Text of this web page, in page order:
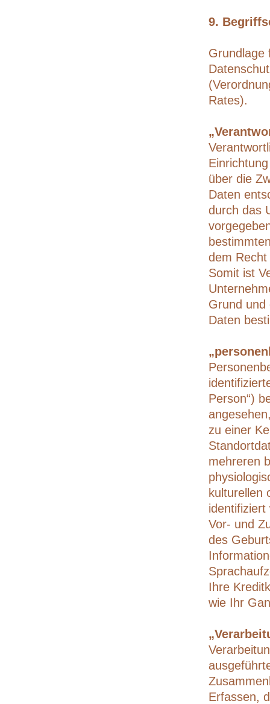
9.
Grundlage
Rates).
über die
Daten
durch das
dem
Somit ist
Grund und
Daten
Person“)
zu einer
mehreren
kulturellen
Vor- und
des
Ihre
wie Ihr
Erfassen,